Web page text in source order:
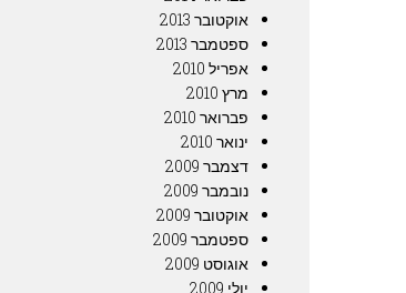
אוקטובר 2013
ספטמבר 2013
אפריל 2010
מרץ 2010
פברואר 2010
ינואר 2010
דצמבר 2009
נובמבר 2009
אוקטובר 2009
ספטמבר 2009
אוגוסט 2009
יולי 2009